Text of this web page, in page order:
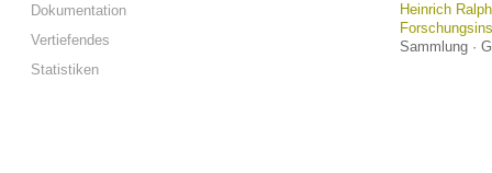
Dokumentation
Vertiefendes
Statistiken
Heinrich
Sammlung ·